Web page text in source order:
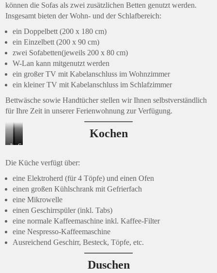
können die Sofas als zwei zusätzlichen Betten genutzt werden.
Insgesamt bieten der Wohn- und der Schlafbereich:
ein Doppelbett (200 x 180 cm)
ein Einzelbett (200 x 90 cm)
zwei Sofabetten(jeweils 200 x 80 cm)
W-Lan kann mitgenutzt werden
ein großer TV mit Kabelanschluss im Wohnzimmer
ein kleiner TV mit Kabelanschluss im Schlafzimmer
Bettwäsche sowie Handtücher stellen wir Ihnen selbstverständlich
für Ihre Zeit in unserer Ferienwohnung zur Verfügung.
Kochen
K
c
h
e
m
M
G
o
ß
e
r
K
ü
h
l
S
ü
l
m
a
s
c
h
i
Die Küche verfügt über:
eine Elektroherd (für 4 Töpfe) und einen Ofen
einen großen Kühlschrank mit Gefrierfach
eine Mikrowelle
einen Geschirrspüler (inkl. Tabs)
eine normale Kaffeemaschine inkl. Kaffee-Filter
eine Nespresso-Kaffeemaschine
Ausreichend Geschirr, Besteck, Töpfe, etc.
Duschen